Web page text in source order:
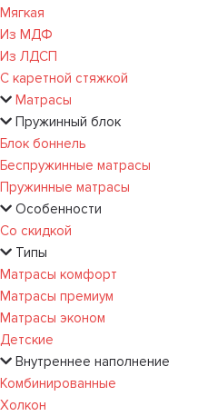
Мягкая
Из МДФ
Из ЛДСП
С каретной стяжкой
Матрасы
Пружинный блок
Блок боннель
Беспружинные матрасы
Пружинные матрасы
Особенности
Со скидкой
Типы
Матрасы комфорт
Матрасы премиум
Матрасы эконом
Детские
Внутреннее наполнение
Комбинированные
Холкон